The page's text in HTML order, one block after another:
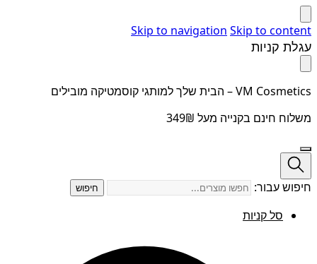
Skip to navigation Skip to content
עגלת קניות
VM Cosmetics – הבית שלך למותגי קוסמטיקה מובילים
משלוח חינם בקנייה מעל 349₪
חיפוש עבור: חיפוש
סל קניות